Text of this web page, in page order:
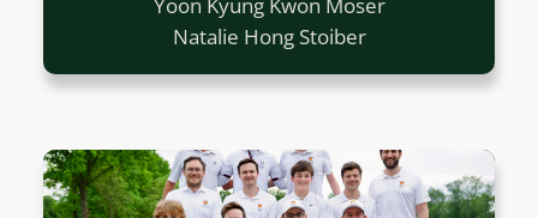
Yoon Kyung Kwon Moser
Natalie Hong Stoiber